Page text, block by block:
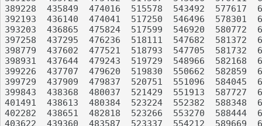
389228	435849	474016	515578	543492	577617	612670	645337	683574	717875
392193	436140	474041	517250	546496	578301	613211	645558	683936	718053
393203	436865	475824	517599	546920	580772	613671	645573	684713	718206
397258	437295	476236	518111	547682	581372	615205	646381	684762	718317
398779	437602	477521	518793	547705	581732	615652	646939	685398	718810
398931	437644	479243	519729	548966	582168	616388	647493	685554	719056
399226	437707	479620	519830	550662	582859	616491	647855	685657	719562
399729	437909	479837	520751	551096	584045	617237	648501	686603	720677
399843	438368	480037	521429	551913	587727	617910	651882	686614	720690
401491	438613	480384	523224	552382	588348	618209	652460	688271	721560
402282	438651	482818	523266	553270	588444	618772	652723	688287	721584
403622	439360	483587	523337	554212	589669	618774	652807	688596	723311